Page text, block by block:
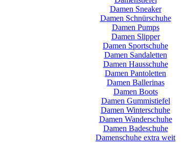
Damen Sneaker
Damen Schnürschuhe
Damen Pumps
Damen Slipper
Damen Sportschuhe
Damen Sandaletten
Damen Hausschuhe
Damen Pantoletten
Damen Ballerinas
Damen Boots
Damen Gummistiefel
Damen Winterschuhe
Damen Wanderschuhe
Damen Badeschuhe
Damenschuhe extra weit